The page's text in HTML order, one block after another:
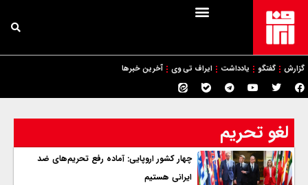
گزارش گفتگو یادداشت ایراف تی وی آخرین خبرها
لغو تحریم
چهار کشور اروپایی: آماده رفع تحریم‌های ضد
ایرانی هستیم